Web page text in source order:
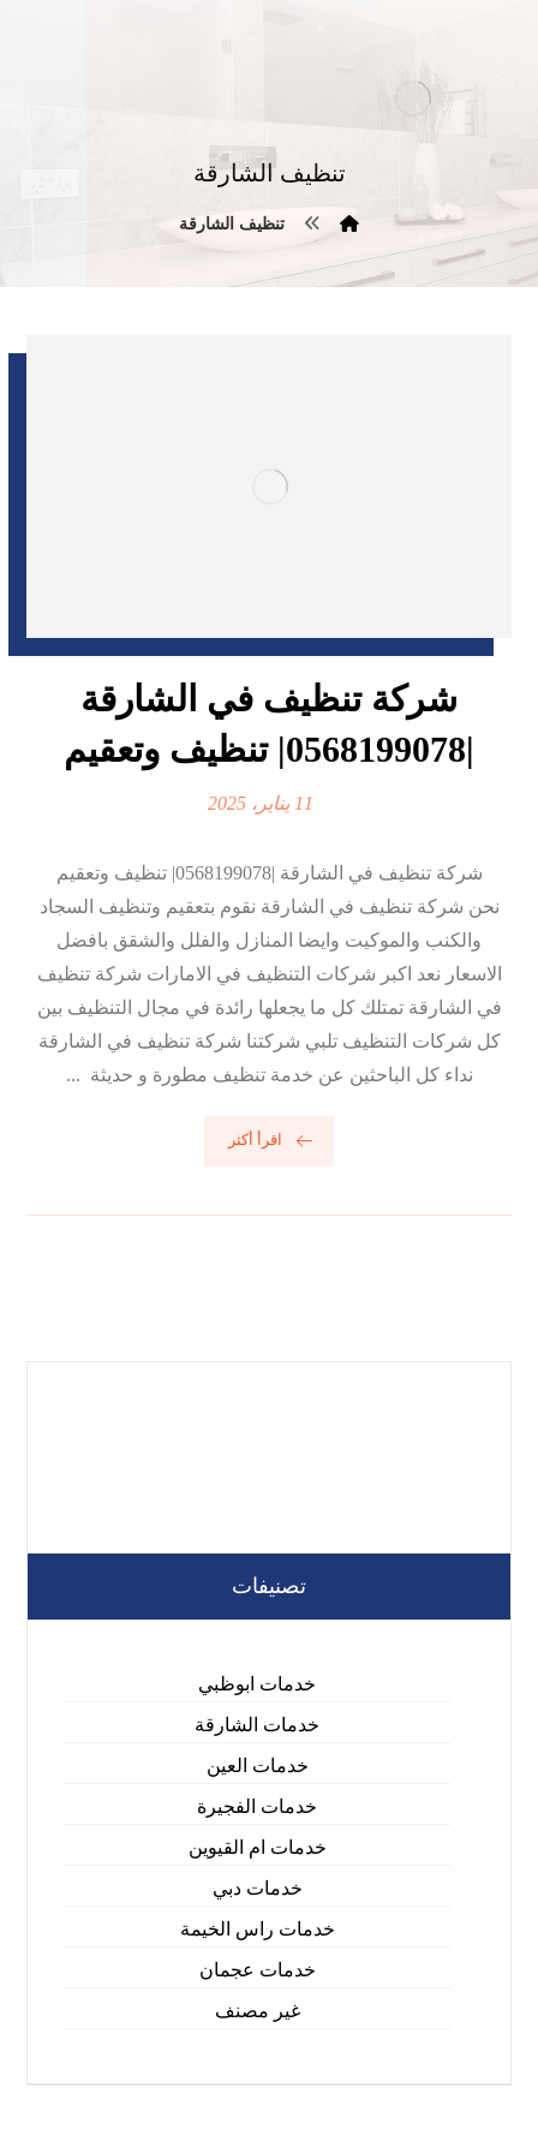
تنظيف الشارقة
تنظيف الشارقة
شركة تنظيف في الشارقة
|0568199078| تنظيف وتعقيم
11 يناير، 2025
شركة تنظيف في الشارقة |0568199078| تنظيف وتعقيم
نحن شركة تنظيف في الشارقة نقوم بتعقيم وتنظيف السجاد
والكنب والموكيت وايضا المنازل والفلل والشقق بافضل
الاسعار نعد اكبر شركات التنظيف في الامارات شركة تنظيف
في الشارقة تمتلك كل ما يجعلها رائدة في مجال التنظيف بين
كل شركات التنظيف تلبي شركتنا شركة تنظيف في الشارقة
نداء كل الباحثين عن خدمة تنظيف مطورة و حديثة ...
اقرأ أكثر
تصنيفات
خدمات ابوظبي
خدمات الشارقة
خدمات العين
خدمات الفجيرة
خدمات ام القيوين
خدمات دبي
خدمات راس الخيمة
خدمات عجمان
غير مصنف